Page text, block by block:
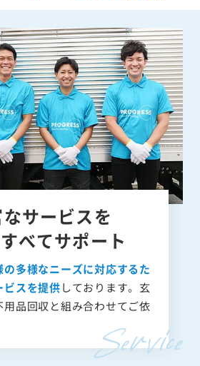
サービスを
べてサポート
の多様なニーズに対応するた
ビスを提供しております。玄
品回収と組み合わせてご依